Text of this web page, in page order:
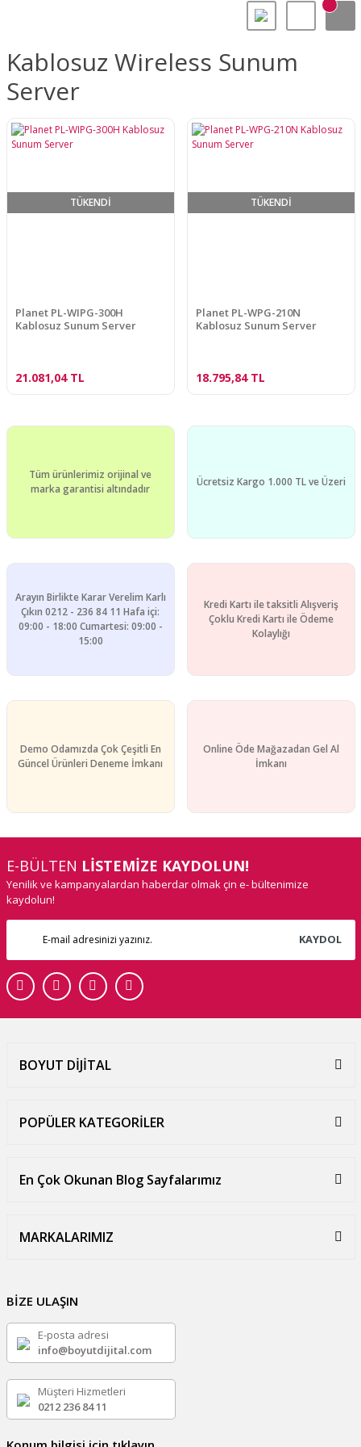
Kablosuz Wireless Sunum
Server
TÜKENDİ
Planet PL-WIPG-300H
Kablosuz Sunum Server
21.081,04 TL
TÜKENDİ
Planet PL-WPG-210N
Kablosuz Sunum Server
18.795,84 TL
Tüm ürünlerimiz orijinal ve
marka garantisi altındadır
Ücretsiz Kargo 1.000 TL ve Üzeri
Arayın Birlikte Karar Verelim Karlı
Çıkın 0212 - 236 84 11 Hafa içi:
09:00 - 18:00 Cumartesi: 09:00 -
15:00
Kredi Kartı ile taksitli Alışveriş
Çoklu Kredi Kartı ile Ödeme
Kolaylığı
Demo Odamızda Çok Çeşitli En
Güncel Ürünleri Deneme İmkanı
Online Öde Mağazadan Gel Al
İmkanı
E-BÜLTEN LİSTEMİZE KAYDOLUN!
Yenilik ve kampanyalardan haberdar olmak çin e- bültenimize
kaydolun!
KAYDOL
BOYUT DİJİTAL
POPÜLER KATEGORİLER
En Çok Okunan Blog Sayfalarımız
MARKALARIMIZ
BİZE ULAŞIN
E-posta adresi
info@boyutdijital.com
Müşteri Hizmetleri
0212 236 84 11